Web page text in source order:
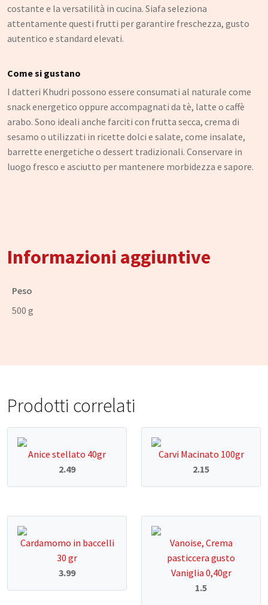
costante e la versatilità in cucina. Siafa seleziona
attentamente questi frutti per garantire freschezza, gusto
autentico e standard elevati.
Come si gustano
I datteri Khudri possono essere consumati al naturale come
snack energetico oppure accompagnati da tè, latte o caffè
arabo. Sono ideali anche farciti con frutta secca, crema di
sesamo o utilizzati in ricette dolci e salate, come insalate,
barrette energetiche o dessert tradizionali. Conservare in
luogo fresco e asciutto per mantenere morbidezza e sapore.
Informazioni aggiuntive
Peso
500 g
Prodotti correlati
Anice stellato 40gr
2.49
Carvi Macinato 100gr
2.15
Cardamomo in baccelli
30 gr
3.99
Vanoise, Crema
pasticcera gusto
Vaniglia 0,40gr
1.5